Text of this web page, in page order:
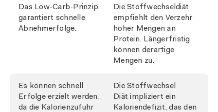
Das Low-Carb-Prinzip
garantiert schnelle
Abnehmerfolge.
Die Stoffwechseldiät
empfiehlt den Verzehr
hoher Mengen an
Protein. Längerfristig
können derartige
Mengen zu.
Es können schnell
Erfolge erzielt werden,
da die Kalorienzufuhr
Die Stoffwechsel
Diät impliziert ein
Kaloriendefizit, das den